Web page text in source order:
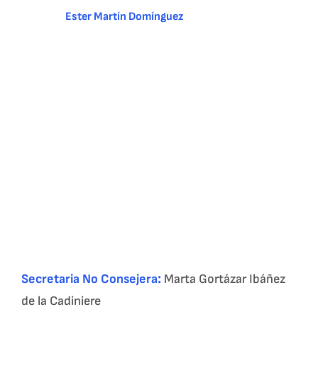
Ester Martín Domínguez
Secretaria No Consejera: Marta Gortázar Ibáñez
de la Cadiniere